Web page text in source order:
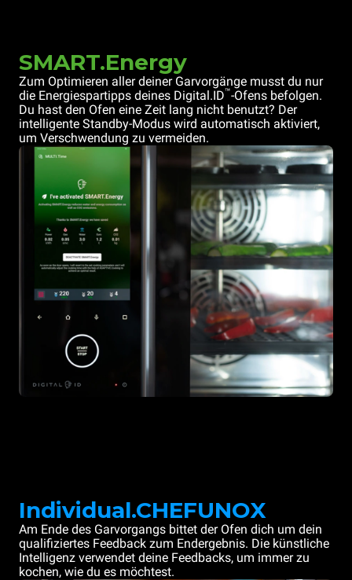
SMART.Energy
Zum Optimieren aller deiner Garvorgänge musst du nur
die Energiespartipps deines Digital.ID™-Ofens befolgen.
Du hast den Ofen eine Zeit lang nicht benutzt? Der
intelligente Standby-Modus wird automatisch aktiviert,
um Verschwendung zu vermeiden.
Individual.CHEFUNOX
Am Ende des Garvorgangs bittet der Ofen dich um dein
qualifiziertes Feedback zum Endergebnis. Die künstliche
Intelligenz verwendet deine Feedbacks, um immer zu
kochen, wie du es möchtest.